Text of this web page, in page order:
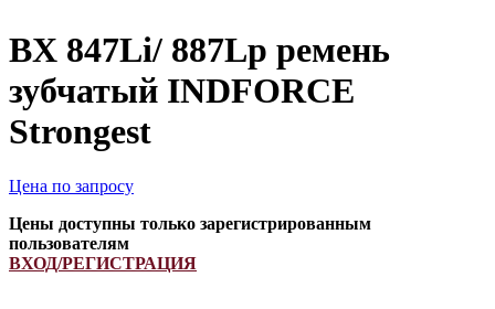
BX 847Li/ 887Lp ремень
зубчатый INDFORCE
Strongest
Цена по запросу
Цены доступны только зарегистрированным
пользователям
ВХОД/РЕГИСТРАЦИЯ